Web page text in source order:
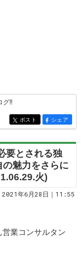
グ‼
entry6352
ポスト entry6352
シェア
要とされる独
魅力をさらに
火)
2021年6月28日｜11:55
業コンサルタン